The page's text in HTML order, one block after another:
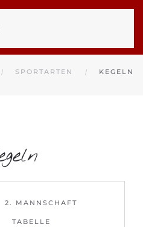
SPORTARTEN KEGELN
2. MANNSCHAFT
TABELLE